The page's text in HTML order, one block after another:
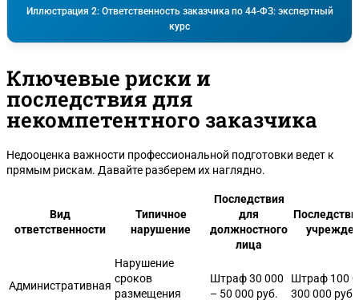
Иллюстрация 2: Ответственность заказчика по 44-ФЗ: экспертный
курс
Ключевые риски и
последствия для
некомпетентного заказчика
Недооценка важности профессиональной подготовки ведет к
прямым рискам. Давайте разберем их наглядно.
Вид
ответственности
Типичное
нарушение
Последствия
для
должностного
лица
Административная
Нарушение
сроков
размещения
Штраф 30 000
– 50 000 руб.
Штраф 100
300 000 руб.